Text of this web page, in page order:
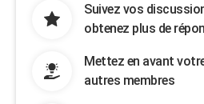
Suivez vos
obtenez plus de
Mettez en avant
autres membres